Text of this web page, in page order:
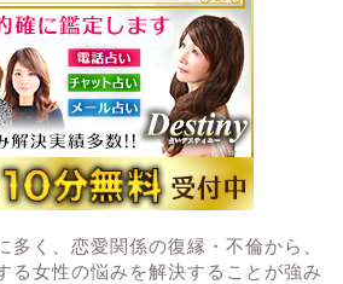
多く、恋愛関係の復縁・不倫から、
る女性の悩みを解決することが強み